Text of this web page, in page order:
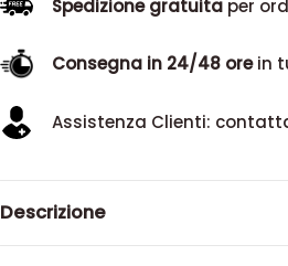
Spedizione gratuitaper
Consegna in 24/48 orein
Assistenza Clienti:
Descrizione